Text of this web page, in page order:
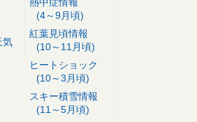
気
(4～9月頃)
紅葉見頃情報
(10～11月頃)
ヒートショック
(10～3月頃)
スキー積雪情報
(11～5月頃)